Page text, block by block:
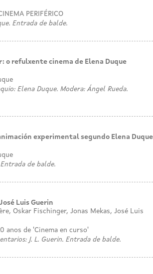
PERIFÉRICO
Entrada de balde.
o refulxente cinema de Elena Duque
Elena Duque. Modera: Ángel Rueda.
experimental segundo Elena Duque
de balde.
Luis Guerin
Oskar Fischinger, Jonas Mekas, José Luis
anos de 'Cinema en curso'
J. L. Guerin. Entrada de balde.